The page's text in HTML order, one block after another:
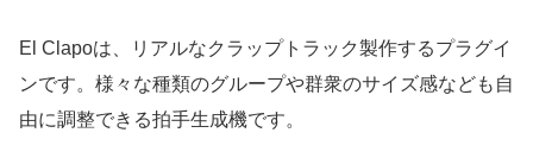
El Clapoは、リアルなクラップトラック製作するプラグイ
ンです。様々な種類のグループや群衆のサイズ感なども自
由に調整できる拍手生成機です。